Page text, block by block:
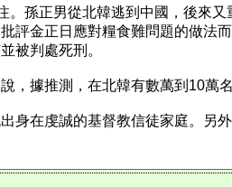
。孫正男從北韓逃到中國，後
評金正日應對糧食難問題的做
被判處死刑。
，據推測，在北韓有數萬到10萬
身在虔誠的基督教信徒家庭。